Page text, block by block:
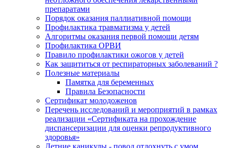
препаратами
Порядок оказания паллиативной помощи
Профилактика травматизма у детей
Алгоритмы оказания первой помощи детям
Профилактика ОРВИ
Правило профилактики ожогов у детей
Как защититься от респираторных заболеваний ?
Полезные материалы
Памятка для беременных
Правила Безопасности
Сертификат молодоженов
Перечень исследований и мероприятий в рамках
реализации «Сертификата на прохождение
диспансеризации для оценки репродуктивного
здоровья»
Летние каникулы - повод отдохнуть с умом